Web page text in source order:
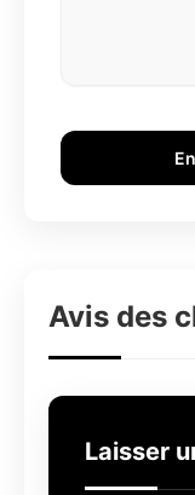
Avis des
Laisser